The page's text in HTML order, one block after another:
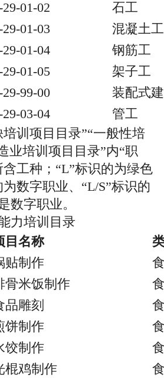
29-01-02
石工
29-01-03
混凝土工
29-01-04
钢筋工
29-01-05
架子工
29-99-00
装配式
29-03-04
管工
训项目目录”“一般性培
业培训项目目录”内“职
工种；“L”标识的为绿色
数字职业、“L/S”标识的
数字职业。
力培训目录
目名称
贴制作
骨米饭制作
品雕刻
饼制作
饺制作
棍鸡制作